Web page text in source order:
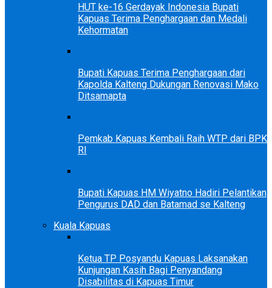
HUT ke-16 Gerdayak Indonesia Bupati
Kapuas Terima Penghargaan dan Medali
Kehormatan
Bupati Kapuas Terima Penghargaan dari
Kapolda Kalteng Dukungan Renovasi Mako
Ditsamapta
Pemkab Kapuas Kembali Raih WTP dari BPK
RI
Bupati Kapuas HM Wiyatno Hadiri Pelantikan
Pengurus DAD dan Batamad se Kalteng
Kuala Kapuas
Ketua TP Posyandu Kapuas Laksanakan
Kunjungan Kasih Bagi Penyandang
Disabilitas di Kapuas Timur